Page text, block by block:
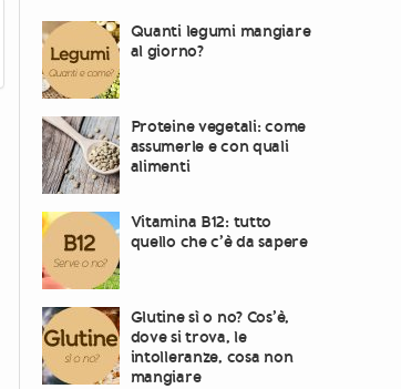
Quanti legumi mangiare
al giorno?
Proteine vegetali: come
assumerle e con quali
alimenti
Vitamina B12: tutto
quello che c’è da sapere
Glutine sì o no? Cos’è,
dove si trova, le
intolleranze, cosa non
mangiare